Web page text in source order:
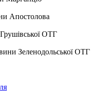
Апостолова
ОТГ
Зеленодольської ОТГ